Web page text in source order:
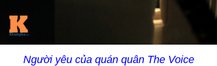
Người yêu của quán quân The Voice